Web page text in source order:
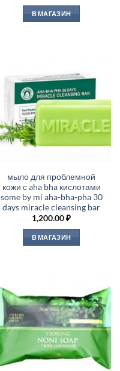
В МАГАЗИН
мыло для проблемной
кожи с aha bha кислотами
some by mi aha-bha-pha 30
days miracle cleansing bar
1,200.00₽
В МАГАЗИН